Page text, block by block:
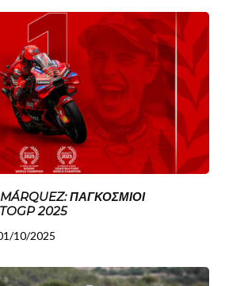
ΠΑΓΚΌΣΜΙΟΙ
2025
10/2025